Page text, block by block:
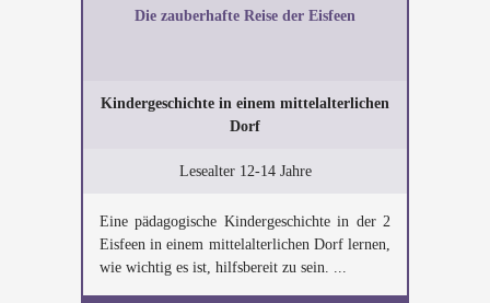
Die zauberhafte Reise der Eisfeen
Kindergeschichte in einem mittelalterlichen
Dorf
Lesealter 12-14 Jahre
Eine pädagogische Kindergeschichte in der 2
Eisfeen in einem mittelalterlichen Dorf lernen,
wie wichtig es ist, hilfsbereit zu sein. ...